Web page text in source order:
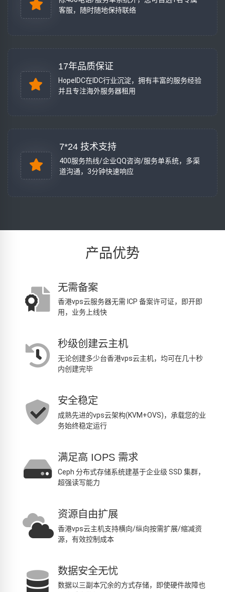
客服，随时随地保持联络
17年品质保证
HopeIDC在IDC行业沉淀，拥有丰富的服务经验
并且专注海外服务器租用
7*24 技术支持
400服务热线/企业QQ咨询/服务单系统，多渠
道沟通，3分钟快速响应
产品优势
无需备案
香港vps云服务器无需 ICP 备案许可证，即开即
用，业务上线快
秒级创建云主机
无论创建多少台香港vps云主机，均可在几十秒
内创建完毕
安全稳定
成熟先进的vps云架构(KVM+OVS)，承载您的业
务始终稳定运行
满足高 IOPS 需求
Ceph 分布式存储系统建基于企业级 SSD 集群，
超强读写能力
资源自由扩展
香港vps云主机支持横向/纵向按需扩展/缩减资
源，有效控制成本
数据安全无忧
数据以三副本冗余的方式存储，即使硬件故障也